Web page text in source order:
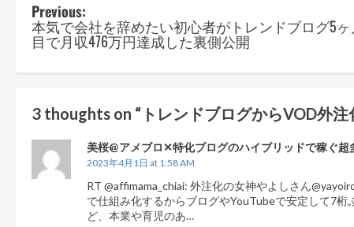
P
o
n
a
i
Previous:
本気で会社を辞めたい初心者がトレンドブログ5ヶ
目で月収476万円達成した裏側公開
3 thoughts on “ トレンドブログからVOD外
美桜@アメブロ✕特化ブログのハイブリッドで稼ぐ超
2023年4月1日 at 1:58 AM
RT @affimama_chiai: 外注化の女神やよしさん
で仕組み化するからブログやYouTubeで安定して7桁
ど、本業や育児のあ…